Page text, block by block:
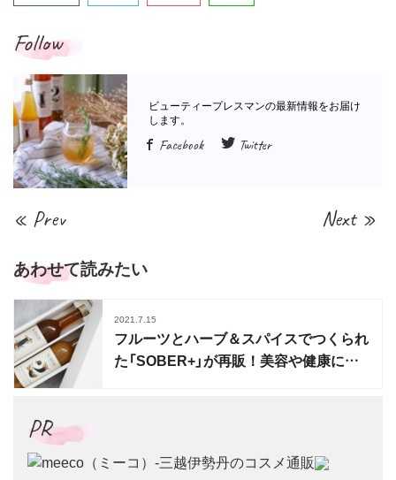
Follow
Facebook Twitter
« Prev Next »
あわせて読みたい
2021.7.15
フルーツとハーブ＆スパイスでつくられ
た「SOBER+」が再販！美容や健康に嬉
PR